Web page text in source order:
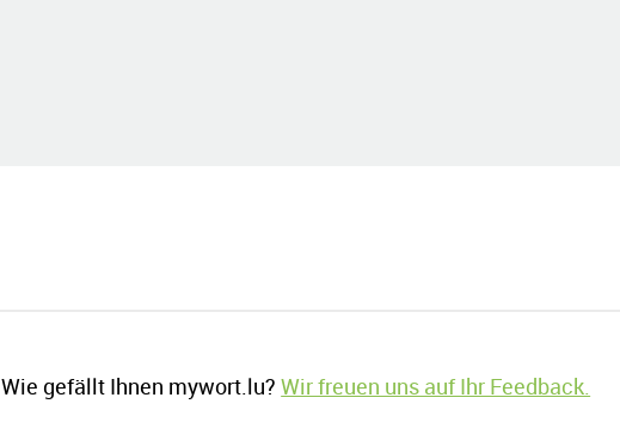
Wie gefällt Ihnen mywort.lu?Wir freuen uns auf Ihr Feedback.